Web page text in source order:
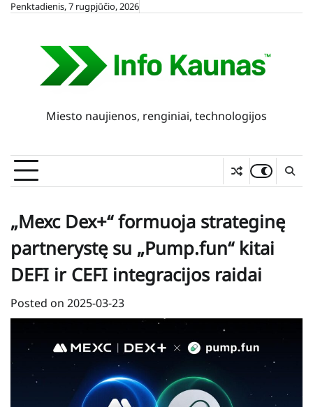
SkipPenktadienis, 7 rugpjūčio, 2026
Miesto naujienos, renginiai, technologijos
„Mexc Dex+“ formuoja strateginę
partnerystę su „Pump.fun“ kitai
DEFI ir CEFI integracijos raidai
Posted on 2025-03-23